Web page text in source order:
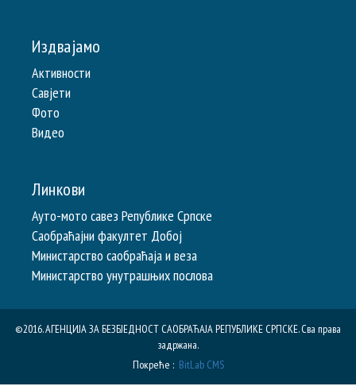
Издвајамо
Активности
Савјети
Фото
Видео
Линкови
Ауто-мото савез Републике Српске
Саобраћајни факултет Добој
Министарство саобраћаја и веза
Министарство унутрашњих послова
©2016. АГЕНЦИЈА ЗА БЕЗБЈЕДНОСТ САОБРАЋАЈА РЕПУБЛИКE СРПСКЕ. Сва права
задржана.
Покреће : BitLab CMS